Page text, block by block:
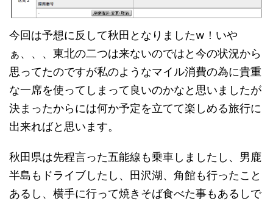
今回は予想に反して秋田となりましたw！いや
ぁ、、、東北の二つは来ないのではと今の状況から
思ってたのですが私のようなマイル消費の為に貴重
な一席を使ってしまって良いのかなと思いましたが
決まったからには何か予定を立てて楽しめる旅行に
出来ればと思います。
秋田県は先程言った五能線も乗車しましたし、男鹿
半島もドライブしたし、田沢湖、角館も行ったこと
あるし、横手に行って焼きそば食べた事もあるしで